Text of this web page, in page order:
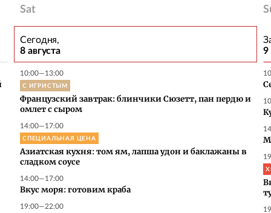
Sat
Сегодня,
8 августа
10:00—13:00
С ИГРИСТЫМ
Французский завтрак: блинчики Сюзетт, пан пердю и
омлет с сыром
14:00—17:00
СПЕЦИАЛЬНАЯ ЦЕНА
Азиатская кухня: том ям, лапша удон и баклажаны в
сладком соусе
14:00—17:00
Вкус моря: готовим краба
19:00—22:00
9